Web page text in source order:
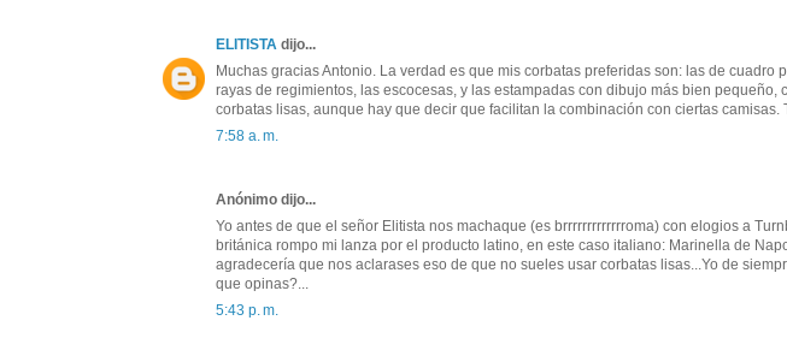
ELITISTA dijo...
Muchas gracias Antonio. La verdad es que mis corbatas preferidas son: las de cuadro
rayas de regimientos, las escocesas, y las estampadas con dibujo más bien
corbatas lisas, aunque hay que decir que facilitan la combinación con ciertas camisas.
7:58 a. m.
Anónimo dijo...
Yo antes de que el señor Elitista nos machaque (es brrrrrrrrrrrrroma) con elogios a
británica rompo mi lanza por el producto latino, en este caso italiano: Marinella de
agradecería que nos aclarases eso de que no sueles usar corbatas lisas...Yo de
que opinas?...
5:43 p. m.